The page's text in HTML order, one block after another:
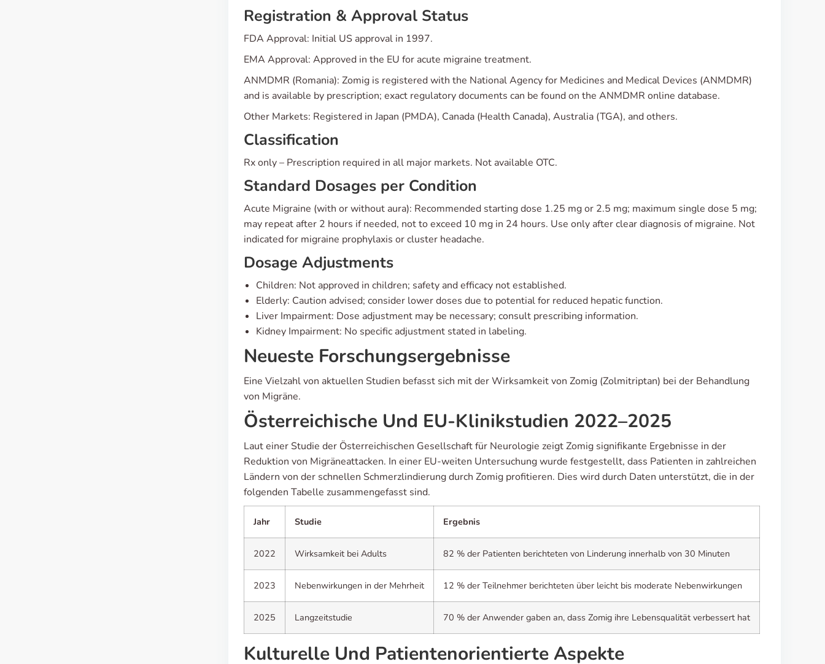
Registration & Approval Status
FDA Approval: Initial US approval in 1997.
EMA Approval: Approved in the EU for acute migraine treatment.
ANMDMR (Romania): Zomig is registered with the National Agency for Medicines and Medical Devices (ANMDMR)
and is available by prescription; exact regulatory documents can be found on the ANMDMR online database.
Other Markets: Registered in Japan (PMDA), Canada (Health Canada), Australia (TGA), and others.
Classification
Rx only – Prescription required in all major markets. Not available OTC.
Standard Dosages per Condition
Acute Migraine (with or without aura): Recommended starting dose 1.25 mg or 2.5 mg; maximum single dose 5 mg;
may repeat after 2 hours if needed, not to exceed 10 mg in 24 hours. Use only after clear diagnosis of migraine. Not
indicated for migraine prophylaxis or cluster headache.
Dosage Adjustments
Children: Not approved in children; safety and efficacy not established.
Elderly: Caution advised; consider lower doses due to potential for reduced hepatic function.
Liver Impairment: Dose adjustment may be necessary; consult prescribing information.
Kidney Impairment: No specific adjustment stated in labeling.
Neueste Forschungsergebnisse
Eine Vielzahl von aktuellen Studien befasst sich mit der Wirksamkeit von Zomig (Zolmitriptan) bei der Behandlung
von Migräne.
Österreichische Und EU-Klinikstudien 2022–2025
Laut einer Studie der Österreichischen Gesellschaft für Neurologie zeigt Zomig signifikante Ergebnisse in der
Reduktion von Migräneattacken. In einer EU-weiten Untersuchung wurde festgestellt, dass Patienten in zahlreichen
Ländern von der schnellen Schmerzlindierung durch Zomig profitieren. Dies wird durch Daten unterstützt, die in der
folgenden Tabelle zusammengefasst sind.
Jahr Studie Ergebnis
2022 Wirksamkeit bei Adults 82 % der Patienten berichteten von Linderung innerhalb von 30 Minuten
2023 Nebenwirkungen in der Mehrheit 12 % der Teilnehmer berichteten über leicht bis moderate Nebenwirkungen
2025 Langzeitstudie 70 % der Anwender gaben an, dass Zomig ihre Lebensqualität verbessert hat
Kulturelle Und Patientenorientierte Aspekte